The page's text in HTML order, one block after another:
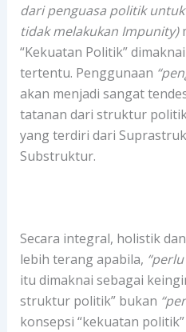
dari penguasa politik
tidak melakukan Impunity)
“Kekuatan Politik”
tertentu. Penggunaan
akan menjadi sangat
tatanan dari struktur
yang terdiri dari
Substruktur.
Secara integral, holistik
lebih terang apabila,
itu dimaknai sebagai
struktur politik” bukan
konsepsi “kekuatan